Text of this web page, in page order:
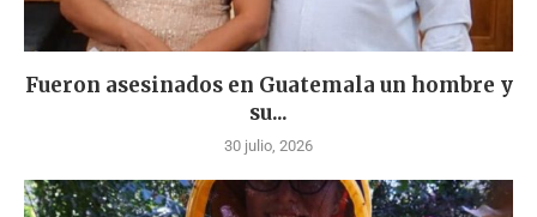
Fueron asesinados en Guatemala un hombre y
su...
30 julio, 2026